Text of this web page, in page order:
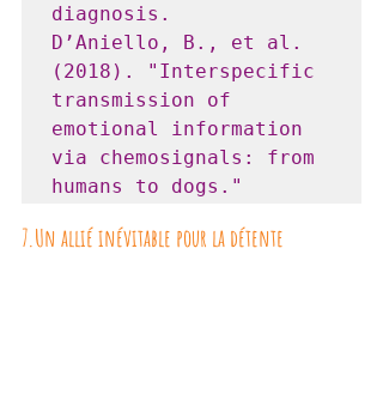
diagnosis.
D’Aniello, B., et al.
(2018). "Interspecific
transmission of
emotional information
via chemosignals: from
humans to dogs."
7.Un allié inévitable pour la détente